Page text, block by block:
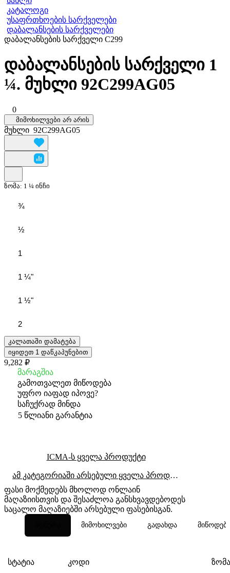
კატალოგი
უსაფრთხოების სარქველები
დაბალანსების სარქველები
დაბალანსების სარქველი C299
დაბალანსების სარქველი 1
¼. მუხლი 92C299AG05
0
მიმოხილვები არ არის
მუხლი 92C299AG05
ზომა: 1 ¼ ინჩი
¾
½
1
1 ¼"
1 ½"
2
კალათაში დამატება
იყიდეთ 1 დაწკაპუნებით
9,282 ₽
მარაგშია
გამოთვალეთ მიწოდება
უფრო იაფად იპოვე?
საჩუქრად მინდა
5 წლიანი გარანტია
ICMA-ს ყველა პროდუქტი
ამ კატეგორიაში არსებული ყველა პროდუქტი
ფასი მოქმედებს მხოლოდ ონლაინ
მაღაზიისთვის და შესაძლოა განსხვავდებოდეს
საცალო მაღაზიებში არსებული ფასებისგან.
მიმოხილვები გადახდა მიწოდება
სტატია კოდი
ზომა